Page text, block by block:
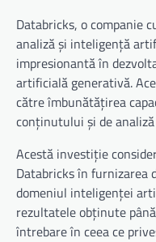
Databricks, o companie
analiză și inteligență
impresionantă în
artificială generativă.
către îmbunătățirea
conținutului și de
Acestă investiție
Databricks în furnizarea
domeniul inteligenței
rezultatele obținute
întrebare în ceea ce